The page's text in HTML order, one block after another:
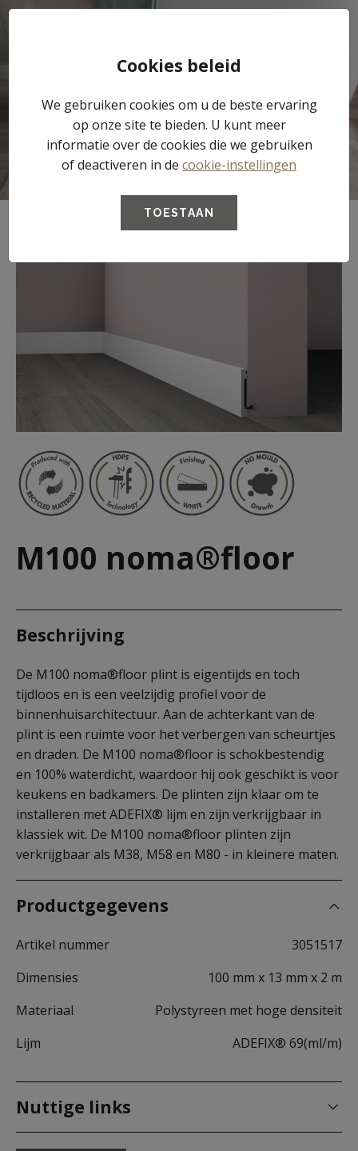
Plinten
M100 noma®floor
Beschrijving
De M100 noma®floor plint is eigentijds en toch
tijdloos en is een veelzijdig profiel voor de
binnenhuisarchitectuur. Aan de achterkant van de
plint is een ruimte voor het verbergen van scheurtjes
en draden. De M100 noma®floor is schokbestendig
en 100% waterdicht, waardoor hij ook geschikt is voor
keukens en badkamers. De plinten zijn klaar om te
installeren met ADEFIX® lijm en zijn verkrijgbaar in
klassiek wit. De M100 noma®floor plinten zijn
verkrijgbaar als M38, M58 en M80 - in kleinere maten.
Productgegevens
Artikel nummer
3051517
Dimensies
100 mm x 13 mm x 2 m
Materiaal
Polystyreen met hoge densiteit
Lijm
ADEFIX® 69(ml/m)
Nuttige links
Cookies beleid
We gebruiken cookies om u de beste ervaring
op onze site te bieden. U kunt meer
informatie over de cookies die we gebruiken
of deactiveren in de cookie-instellingen
TOESTAAN